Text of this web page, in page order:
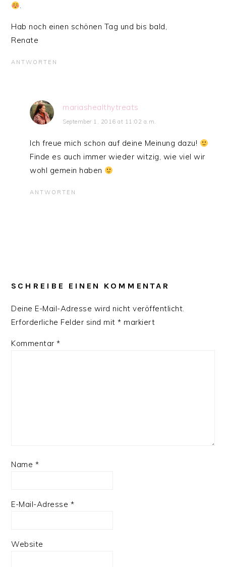
.
Hab noch einen schönen Tag und bis bald,
Renate
ANTWORTEN
mariashealthytreats
September 1, 2016 at 11:02 a.m.
Ich freue mich schon auf deine Meinung dazu!
Finde es auch immer wieder witzig, wie viel wir
wohl gemein haben
ANTWORTEN
SCHREIBE EINEN KOMMENTAR
Deine E-Mail-Adresse wird nicht veröffentlicht.
Erforderliche Felder sind mit* markiert
Kommentar*
Name *
E-Mail-Adresse *
Website